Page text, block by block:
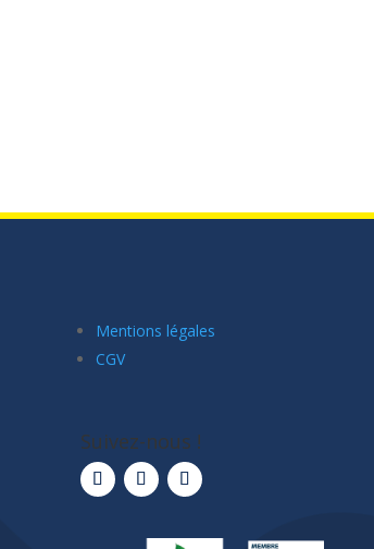
Mentions légales
CGV
Suivez-nous !